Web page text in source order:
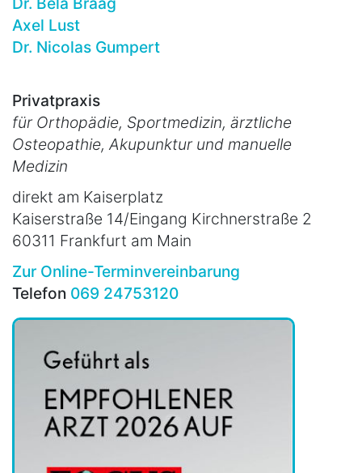
Axel Lust
Dr. Nicolas Gumpert
Privatpraxis
für Orthopädie, Sportmedizin, ärztliche
Osteopathie, Akupunktur und manuelle
Medizin
direkt am Kaiserplatz
Kaiserstraße 14/Eingang Kirchnerstraße 2
60311 Frankfurt am Main
Zur Online-Terminvereinbarung
Telefon 069 24753120